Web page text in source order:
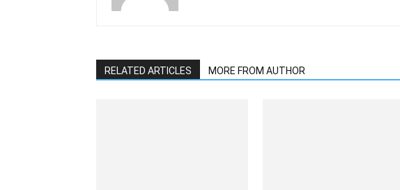
RELATED ARTICLES MORE FROM AUTHOR